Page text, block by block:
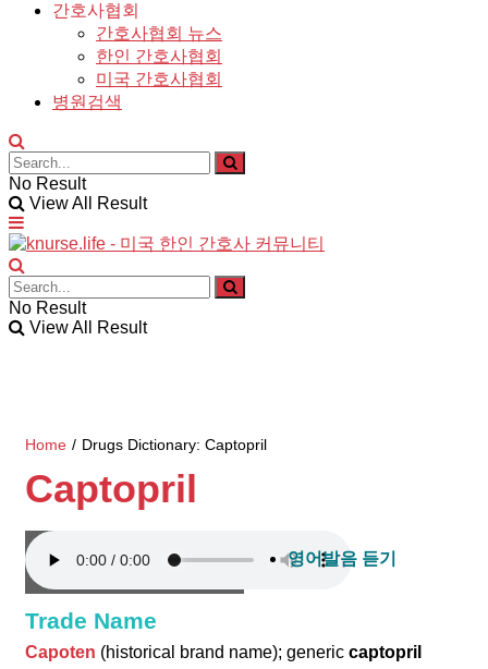
간호사협회
간호사협회 뉴스
한인 간호사협회
미국 간호사협회
병원검색
No Result
View All Result
No Result
View All Result
Home / Drugs Dictionary: Captopril
Captopril
영어발음 듣기
Trade Name
Capoten (historical brand name); generic captopril